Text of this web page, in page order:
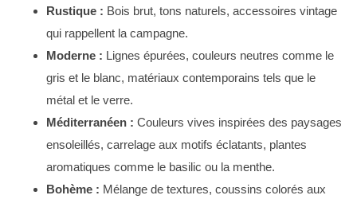
Rustique : Bois brut, tons naturels, accessoires vintage
qui rappellent la campagne.
Moderne : Lignes épurées, couleurs neutres comme le
gris et le blanc, matériaux contemporains tels que le
métal et le verre.
Méditerranéen : Couleurs vives inspirées des paysages
ensoleillés, carrelage aux motifs éclatants, plantes
aromatiques comme le basilic ou la menthe.
Bohème : Mélange de textures, coussins colorés aux